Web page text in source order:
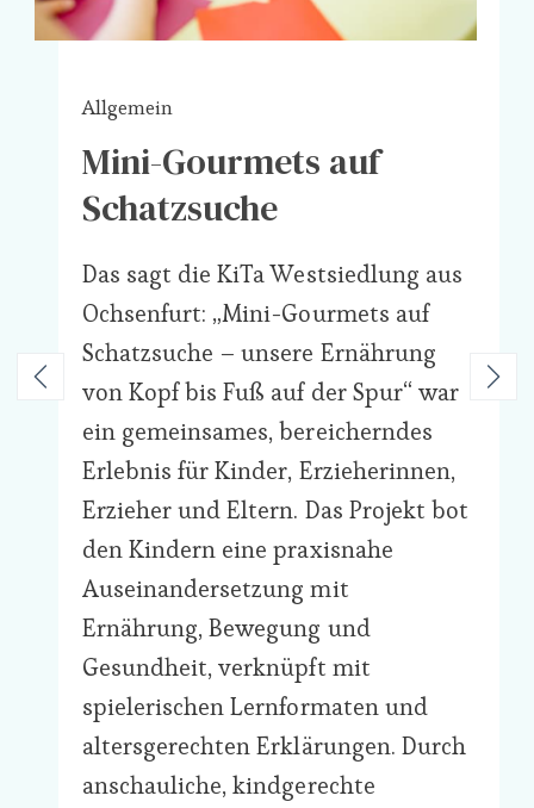
Allgemein
Mini-Gourmets auf
Schatzsuche
Das sagt die KiTa Westsiedlung aus
Ochsenfurt: „Mini-Gourmets auf
Schatzsuche – unsere Ernährung
von Kopf bis Fuß auf der Spur“ war
ein gemeinsames, bereicherndes
Erlebnis für Kinder, Erzieherinnen,
Erzieher und Eltern. Das Projekt bot
den Kindern eine praxisnahe
Auseinandersetzung mit
Ernährung, Bewegung und
Gesundheit, verknüpft mit
spielerischen Lernformaten und
altersgerechten Erklärungen. Durch
anschauliche, kindgerechte